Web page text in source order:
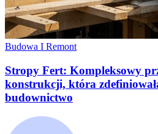
Budowa I Remont
Stropy Fert: Kompleksowy
konstrukcji, która
budownictwo